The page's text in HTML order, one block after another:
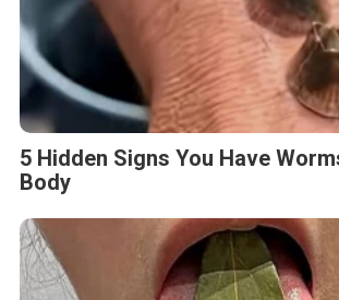
5 Hidden Signs You Have
Body